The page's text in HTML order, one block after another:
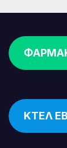
ΚΤΕΛ